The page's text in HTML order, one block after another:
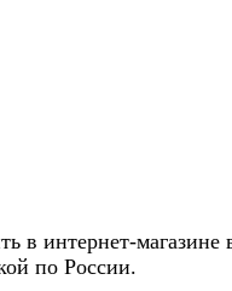
в интернет-магазине
по России.